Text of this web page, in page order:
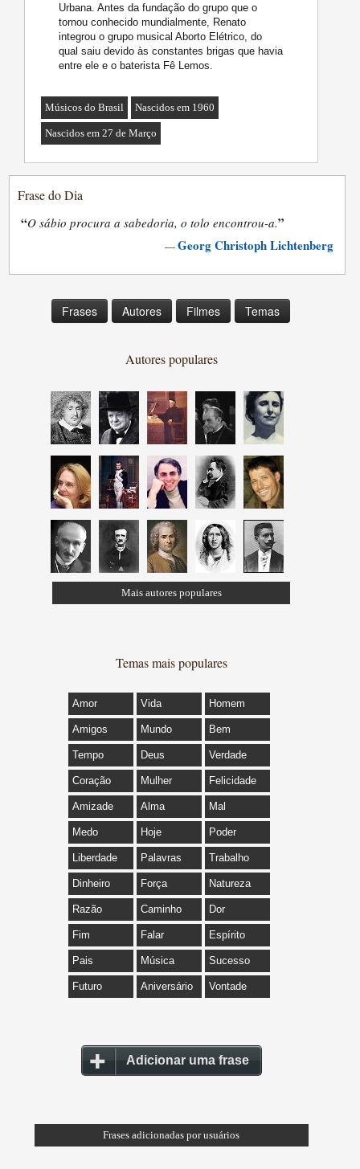
Urbana. Antes da fundação do grupo que o
tornou conhecido mundialmente, Renato
integrou o grupo musical Aborto Elétrico, do
qual saiu devido às constantes brigas que havia
entre ele e o baterista Fê Lemos.
Músicos do Brasil Nascidos em 1960
Nascidos em 27 de Março
Frase do Dia
“O sábio procura a sabedoria, o tolo encontrou-a.”
—Georg Christoph Lichtenberg
Frases Autores Filmes Temas
Autores populares
Mais autores populares
Temas mais populares
Amor Vida Homem
Amigos Mundo Bem
Tempo Deus Verdade
Coração Mulher Felicidade
Amizade Alma Mal
Medo Hoje Poder
Liberdade Palavras Trabalho
Dinheiro Força Natureza
Razão Caminho Dor
Fim Falar Espírito
Pais Música Sucesso
Futuro Aniversário Vontade
Adicionar uma frase
Frases adicionadas por usuários